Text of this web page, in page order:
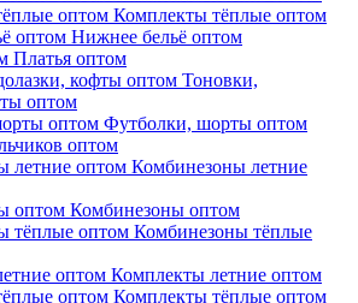
Комплекты тёплые оптом
Нижнее бельё оптом
Платья оптом
Тоновки,
оптом
Футболки, шорты оптом
оптом
Комбинезоны летние
Комбинезоны оптом
Комбинезоны тёплые
Комплекты летние оптом
Комплекты тёплые оптом